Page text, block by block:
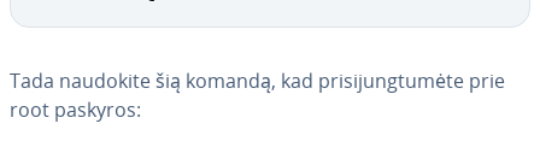
Tada naudokite šią komandą, kad pri­si­jung­tu­mė­te prie
root paskyros: